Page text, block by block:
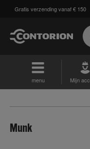
Gratis verzending vanaf € 150
menu Mijn
Munk